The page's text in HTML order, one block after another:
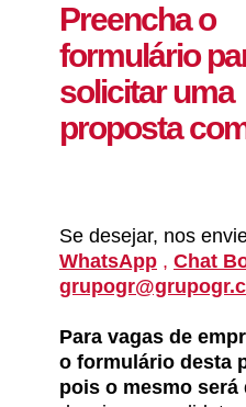
Preencha o
formulário
solicitar uma
proposta
Se desejar, nos
WhatsApp , Chat
Para vagas de
o formulário desta
pois o mesmo será